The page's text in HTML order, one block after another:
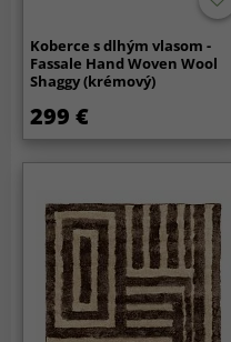
Koberce s dlhým vlasom -
Fassale Hand Woven Wool
Shaggy (krémový)
299 €